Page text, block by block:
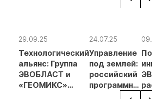
кг
29.09.25
Технологический
альянс: Группа
ЭВОБЛАСТ и
«ГЕОМИКС»
24.07.25
Управление
под землей:
российский
программно-
аппаратный